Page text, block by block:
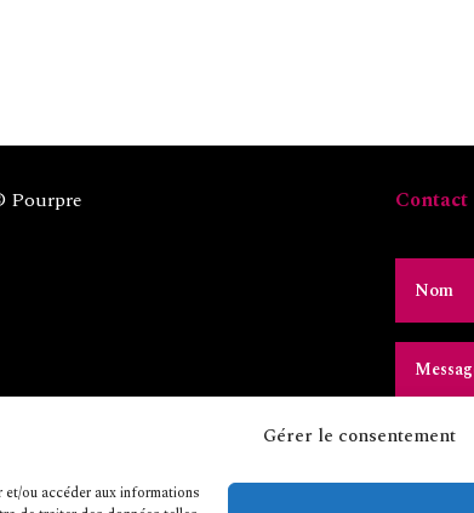
Gérer le consentement
ou accéder aux informations
Pourpre Contact